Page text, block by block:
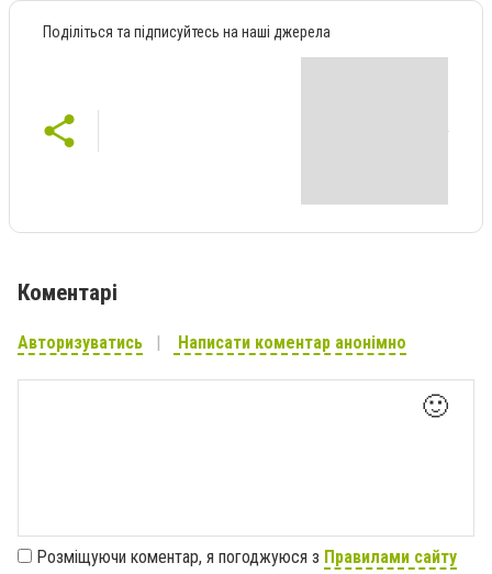
Поділіться та підписуйтесь на наші джерела
Коментарі
Авторизуватись Написати коментар анонімно
🙂
Розміщуючи коментар, я погоджуюся з Правилами сайту